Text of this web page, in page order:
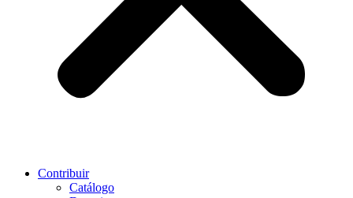
Contribuir
Catálogo